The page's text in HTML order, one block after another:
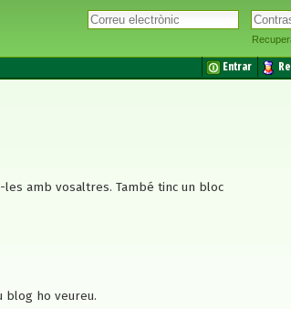
Entrar
amb vosaltres. També tinc un bloc
blog ho veureu.